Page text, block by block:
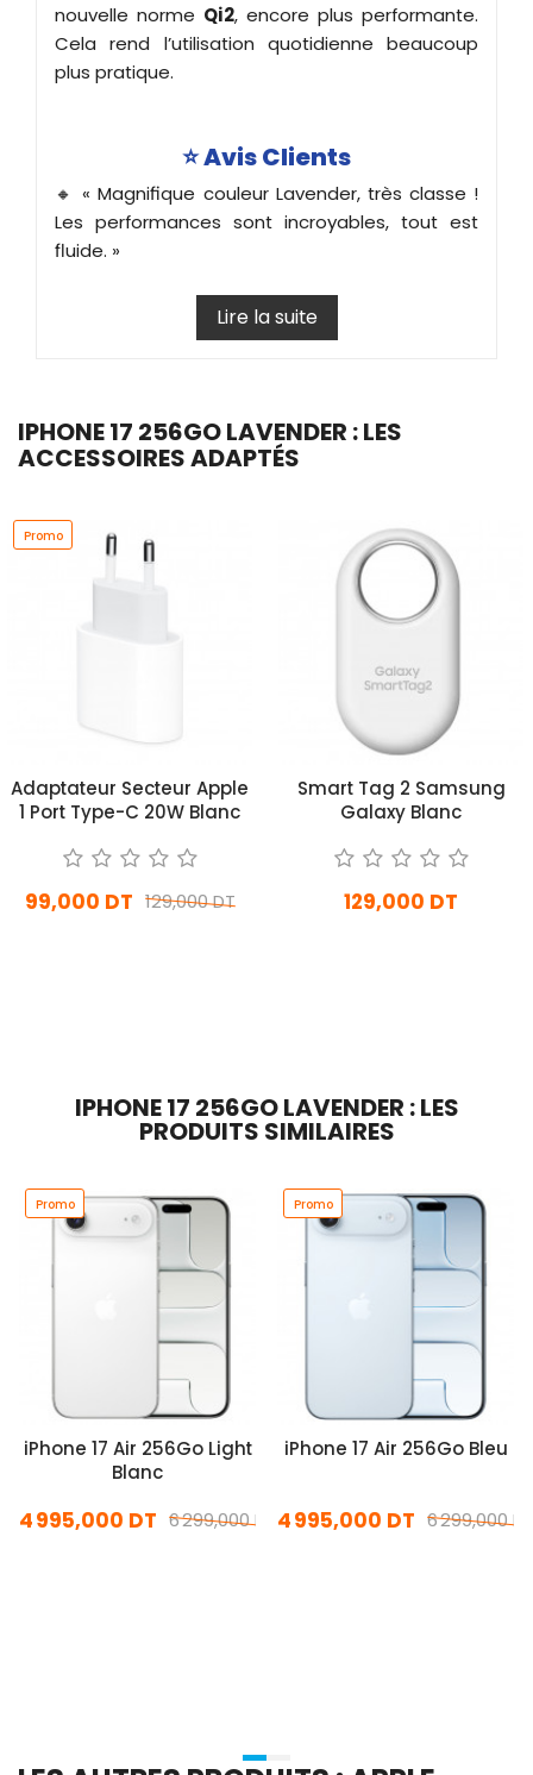
nouvelle norme Qi2, encore plus performante.
Cela rend l’utilisation quotidienne beaucoup
plus pratique.
⭐Avis Clients
🔸« Magnifique couleur Lavender, très classe !
Les performances sont incroyables, tout est
fluide. »
Lire la suite
IPHONE 17 256GO LAVENDER : LES
ACCESSOIRES ADAPTÉS
Promo
Adaptateur Secteur Apple
1 Port Type-C 20W Blanc
129,000 DT
99,000 DT
Smart Tag 2 Samsung
Galaxy Blanc
129,000 DT
IPHONE 17 256GO LAVENDER : LES
PRODUITS SIMILAIRES
Promo
iPhone 17 Air 256Go Light
Blanc
6 299,000 DT
4 995,000 DT
Promo
iPhone 17 Air 256Go Bleu
6 299,000
4 995,000 DT